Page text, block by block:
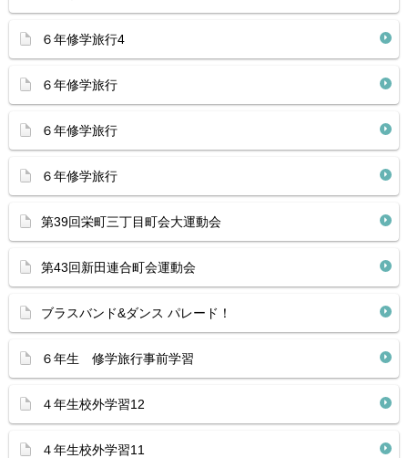
６年修学旅行4
６年修学旅行
６年修学旅行
６年修学旅行
第39回栄町三丁目町会大運動会
第43回新田連合町会運動会
ブラスバンド&ダンス パレード！
６年生 修学旅行事前学習
４年生校外学習12
４年生校外学習11